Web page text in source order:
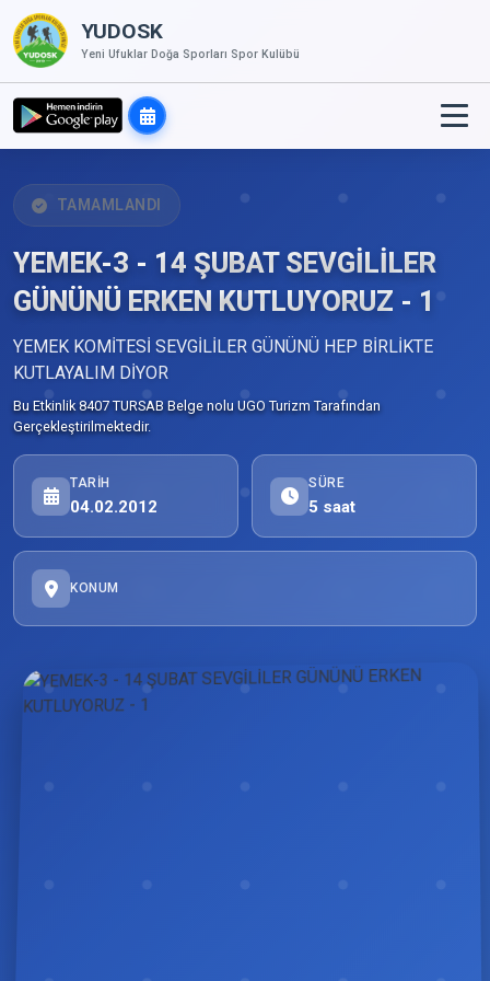
YUDOSK
Yeni Ufuklar Doğa Sporları Spor Kulübü
TAMAMLANDI
YEMEK-3 - 14 ŞUBAT SEVGİLİLER
GÜNÜNÜ ERKEN KUTLUYORUZ - 1
YEMEK KOMİTESİ SEVGİLİLER GÜNÜNÜ HEP BİRLİKTE
KUTLAYALIM DİYOR
Bu Etkinlik 8407 TURSAB Belge nolu UGO Turizm Tarafından
Gerçekleştirilmektedir.
TARIH
04.02.2012
SÜRE
5 saat
KONUM